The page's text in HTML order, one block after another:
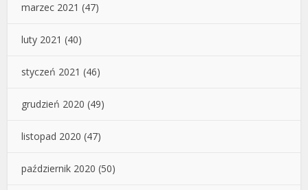
marzec 2021 (47)
luty 2021 (40)
styczeń 2021 (46)
grudzień 2020 (49)
listopad 2020 (47)
październik 2020 (50)